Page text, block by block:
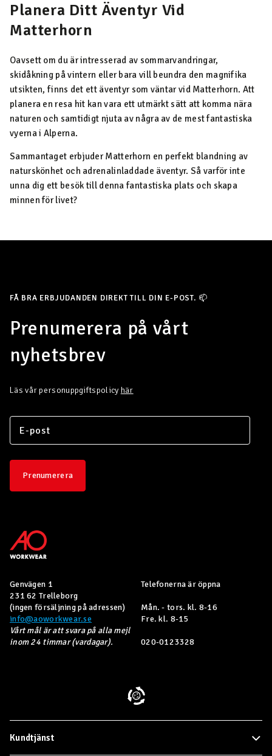
Planera Ditt Äventyr Vid
Matterhorn
Oavsett om du är intresserad av sommarvandringar,
skidåkning på vintern eller bara vill beundra den magnifika
utsikten, finns det ett äventyr som väntar vid Matterhorn. Att
planera en resa hit kan vara ett utmärkt sätt att komma nära
naturen och samtidigt njuta av några av de mest fantastiska
vyerna i Alperna.
Sammantaget erbjuder Matterhorn en perfekt blandning av
naturskönhet och adrenalinladdade äventyr. Så varför inte
unna dig ett besök till denna fantastiska plats och skapa
minnen för livet?
FÅ BRA ERBJUDANDEN DIREKT TILL DIN E-POST. 📫
Prenumerera på vårt
nyhetsbrev
Läs vår personuppgiftspolicy här
Prenumerera
Genvägen 1
231 62 Trelleborg
(ingen försäljning på adressen)
info@aoworkwear.se
Vårt mål är att svara på alla mejl
inom 24 timmar (vardagar).
Telefonerna är öppna
Mån. - tors. kl. 8-16
Fre. kl. 8-15
020-0123328
Kundtjänst